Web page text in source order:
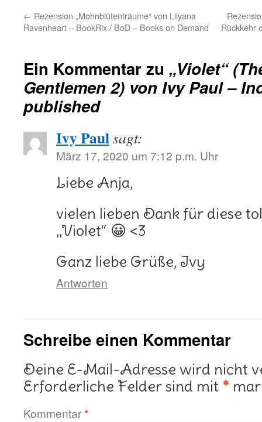
← Rezension „Mohnblütenträume“ von Lilyana
Ravenheart – BookRix / BoD – Books on Demand
Rückkehr
Ein Kommentar zu „Violet“
Gentlemen 2) von Ivy Paul –
published
Ivy Paulsagt:
März 17, 2020 um 7:12 p.m. Uhr
Liebe Anja,
vielen lieben Dank für diese
„Violet“ 😀 <3
Ganz liebe Grüße, Ivy
Antworten
Schreibe einen Kommentar
Deine E-Mail-Adresse wird nicht
Erforderliche Felder sind mit *
Kommentar*